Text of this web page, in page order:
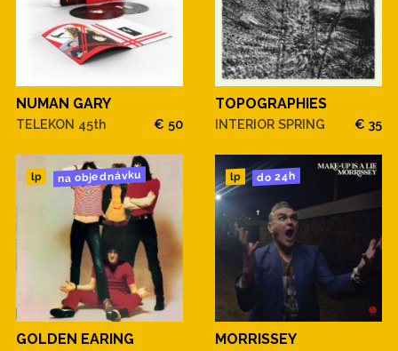
NUMAN GARY
TELEKON 45th € 50
TOPOGRAPHIES
INTERIOR SPRING € 35
lp na objednávku
GOLDEN EARING
lp do 24h
MORRISSEY